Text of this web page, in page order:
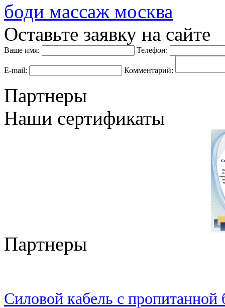
боди массаж москва
Оставьте заявку на сайте
Ваше имя: Телефон:
E-mail: Комментарий:
Партнеры
Наши сертификаты
Партнеры
Силовой кабель с